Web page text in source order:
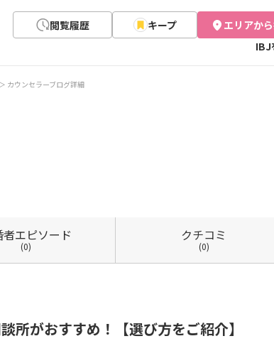
閲覧履歴 キープ
エリアか
IBJ
カウンセラーブログ詳細
者エピソード
(0)
クチコミ
(0)
所がおすすめ！【選び方をご紹介】